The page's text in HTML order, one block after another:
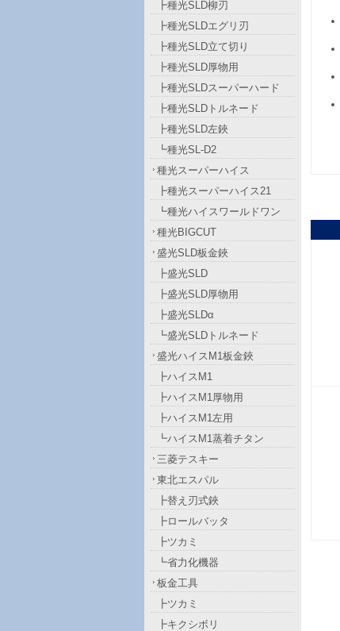
┣種光SLD柳刃
┣種光SLDエグリ刃
┣種光SLD立て切り
┣種光SLD厚物用
┣種光SLDスーパーハード
┣種光SLDトルネード
┣種光SLD左鋏
┗種光SL-D2
種光スーパーハイス
┣種光スーパーハイス21
┗種光ハイスワールドワン
種光BIGCUT
盛光SLD板金鋏
┣盛光SLD
┣盛光SLD厚物用
┣盛光SLDα
┗盛光SLDトルネード
盛光ハイスM1板金鋏
┣ハイスM1
┣ハイスM1厚物用
┣ハイスM1左用
┗ハイスM1蒸着チタン
三菱テスキー
東北エスパル
┣替え刃式鋏
┣ロールバッタ
┣ツカミ
┗省力化機器
板金工具
┣ツカミ
┣キクシボリ